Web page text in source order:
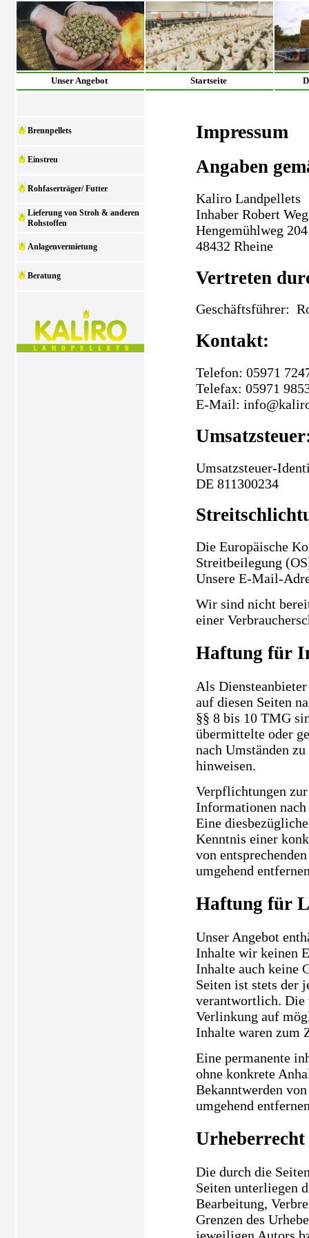
Unser Angebot Startseite
Brennpellets
Einstreu
Rohfaserträger/ Futter
Lieferung von Stroh & anderen
Rohstoffen
Anlagenvermietung
Beratung
Impressum
Angaben
Kaliro Landpellets
Inhaber Robert
Hengemühlweg 204
48432 Rheine
Vertreten
Geschäftsführer:
Kontakt:
Telefon: 05971
Telefax: 05971
E-Mail:
Umsatzsteuer-
DE 811300234
Die Europäische
Streitbeilegung
Unsere E-Mail-
Wir sind nicht
einer
Haftung für
Als
auf diesen Seiten
§§ 8 bis 10 TMG
übermittelte oder
nach Umständen
hinweisen.
Verpflichtungen
Informationen
Eine
Kenntnis einer
von
umgehend
Haftung für
Unser Angebot
Inhalte wir keinen
Inhalte auch keine
Seiten ist stets der
verantwortlich. Die
Verlinkung auf
Inhalte waren zum
Eine permanente
ohne konkrete
Bekanntwerden
umgehend
Urheberrecht
Die durch die
Seiten unterliegen
Bearbeitung,
Grenzen des